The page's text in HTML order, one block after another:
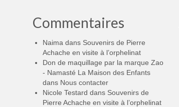
Commentaires
Naima dans Souvenirs de Pierre
Achache en visite à l’orphelinat
Don de maquillage par la marque Zao
- Namasté La Maison des Enfants
dans Nous contacter
Nicole Testard dans Souvenirs de
Pierre Achache en visite à l’orphelinat